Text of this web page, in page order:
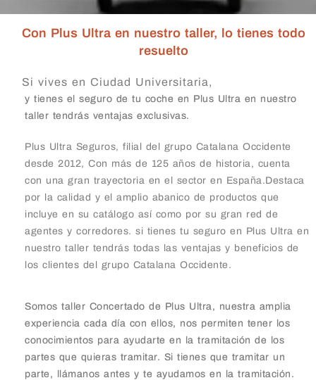
Con Plus Ultra en nuestro taller, lo tienes todo
resuelto
Si vives en Ciudad Universitaria,
y tienes el seguro de tu coche en Plus Ultra en nuestro
taller tendrás ventajas exclusivas.
Plus Ultra Seguros, filial del grupo Catalana Occidente
desde 2012, Con más de 125 años de historia, cuenta
con una gran trayectoria en el sector en España.Destaca
por la calidad y el amplio abanico de productos que
incluye en su catálogo así como por su gran red de
agentes y corredores. si tienes tu seguro en Plus Ultra en
nuestro taller tendrás todas las ventajas y beneficios de
los clientes del grupo Catalana Occidente.
Somos taller Concertado de Plus Ultra, nuestra amplia
experiencia cada día con ellos, nos permiten tener los
conocimientos para ayudarte en la tramitación de los
partes que quieras tramitar. Si tienes que tramitar un
parte, llámanos antes y te ayudamos en la tramitación.